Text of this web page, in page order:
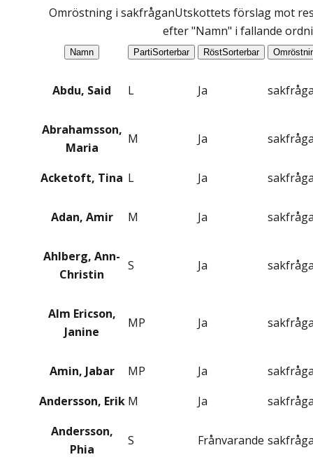
Omröstning i sakfråganUtskottets förslag mot
efter "Namn" i fallande
Namn PartiSorterbar RöstSorterbar
Abdu, Said L Ja
Abrahamsson,
Maria
M Ja
Acketoft, Tina L Ja
Adan, Amir M Ja
Ahlberg, Ann-
Christin
S Ja
Alm Ericson,
Janine
MP Ja
Amin, Jabar MP Ja
Andersson, Erik M Ja
Andersson,
Phia
S Frånvarande